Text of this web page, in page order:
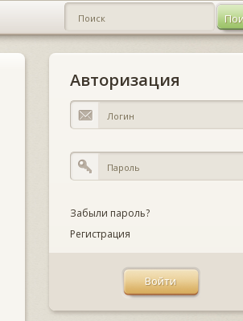
Авторизация
Забыли пароль?
Регистрация